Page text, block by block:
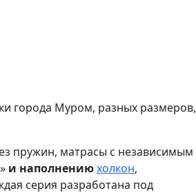
города Муром, разных размеров,
пружин, матрасы с независимым
и наполнениюхолкон,
серия разработана под